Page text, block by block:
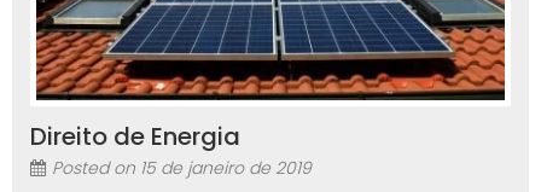
Direito de Energia
Posted on 15 de janeiro de 2019